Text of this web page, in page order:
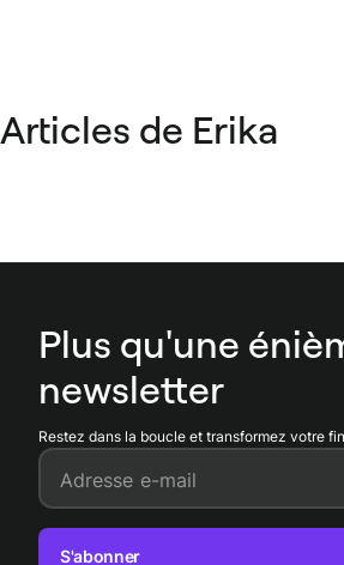
Articles de Erika
Plus qu'une
newsletter
Restez dans la boucle et transformez votre
Adresse e-mail
S'abonner